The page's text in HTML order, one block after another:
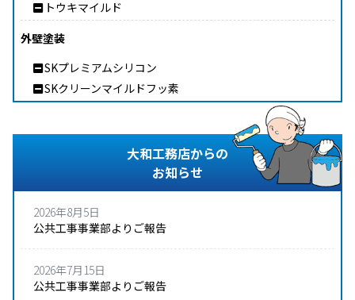
トウキマイルド
外壁塗装
SKプレミアムシリコン
SKクリーンマイルドフッ素
大和工務店からの
お知らせ
2026年8月5日
公共工事事業部よりご報告
2026年7月15日
公共工事事業部よりご報告